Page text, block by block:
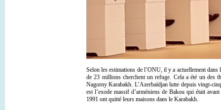
Selon les estimations de l’ONU, il y a actuellement
de 23 millions cherchent un refuge. Cela a été un des
Nagorny Karabakh. L’Azerbaïdjan lutte depuis vingt-
est l’exode massif d’arméniens de Bakou qui était
1991 ont quitté leurs maisons dans le Karabakh.